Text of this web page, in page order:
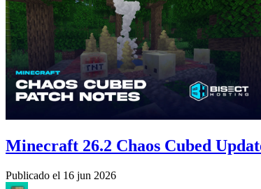
Minecraft 26.2 Chaos Cubed
Publicado el 16 jun 2026